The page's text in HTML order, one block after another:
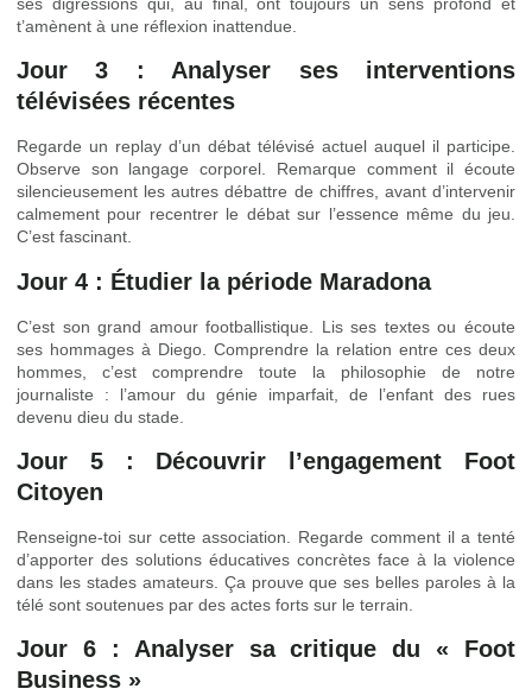
t’amènent à une réflexion inattendue.
Jour 3 : Analyser ses interventions
télévisées récentes
Regarde un replay d’un débat télévisé actuel auquel il participe.
Observe son langage corporel. Remarque comment il écoute
silencieusement les autres débattre de chiffres, avant d’intervenir
calmement pour recentrer le débat sur l’essence même du jeu.
C’est fascinant.
Jour 4 : Étudier la période Maradona
C’est son grand amour footballistique. Lis ses textes ou écoute
ses hommages à Diego. Comprendre la relation entre ces deux
hommes, c’est comprendre toute la philosophie de notre
journaliste : l’amour du génie imparfait, de l’enfant des rues
devenu dieu du stade.
Jour 5 : Découvrir l’engagement Foot
Citoyen
Renseigne-toi sur cette association. Regarde comment il a tenté
d’apporter des solutions éducatives concrètes face à la violence
dans les stades amateurs. Ça prouve que ses belles paroles à la
télé sont soutenues par des actes forts sur le terrain.
Jour 6 : Analyser sa critique du « Foot
Business »